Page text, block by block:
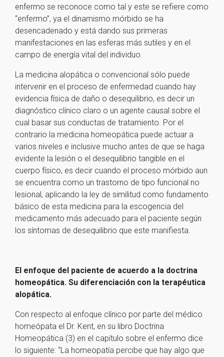
enfermo se reconoce como tal y este se refiere como
“enfermo”, ya el dinamismo mórbido se ha
desencadenado y está dando sus primeras
manifestaciones en las esferas más sutiles y en el
campo de energía vital del individuo.
La medicina alopática o convencional sólo puede
intervenir en el proceso de enfermedad cuando hay
evidencia física de daño o desequilibrio, es decir un
diagnóstico clínico claro o un agente causal sobre el
cual basar sus conductas de tratamiento. Por el
contrario la medicina homeopática puede actuar a
varios niveles e inclusive mucho antes de que se haga
evidente la lesión o el desequilibrio tangible en el
cuerpo físico, es decir cuando el proceso mórbido aun
se encuentra como un trastorno de tipo funcional no
lesional, aplicando la ley de similitud como fundamento
básico de esta medicina para la escogencia del
medicamento más adecuado para el paciente según
los síntomas de desequilibrio que este manifiesta.
El enfoque del paciente de acuerdo a la doctrina
homeopática. Su diferenciación con la terapéutica
alopática.
Con respecto al enfoque clínico por parte del médico
homeópata el Dr. Kent, en su libro Doctrina
Homeopática (3) en el capítulo sobre el enfermo dice
lo siguiente: “La homeopatía percibe que hay algo que